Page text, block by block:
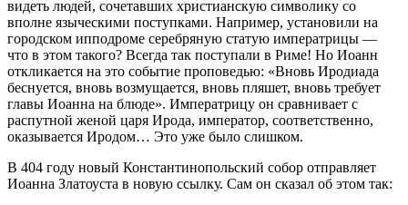
видеть людей, сочетавших христианскую символику со
вполне языческими поступками. Например, установили на
городском ипподроме серебряную статую императрицы —
что в этом такого? Всегда так поступали в Риме! Но Иоанн
откликается на это событие проповедью: «Вновь Иродиада
беснуется, вновь возмущается, вновь пляшет, вновь требует
главы Иоанна на блюде». Императрицу он сравнивает с
распутной женой царя Ирода, император, соответственно,
оказывается Иродом… Это уже было слишком.
В 404 году новый Константинопольский собор отправляет
Иоанна Златоуста в новую ссылку. Сам он сказал об этом так: